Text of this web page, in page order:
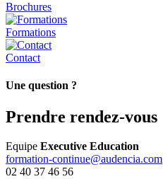
Brochures
Formations
Contact
Une question ?
Prendre rendez-vous
Equipe Executive Education
formation-continue@audencia.com
02 40 37 46 56